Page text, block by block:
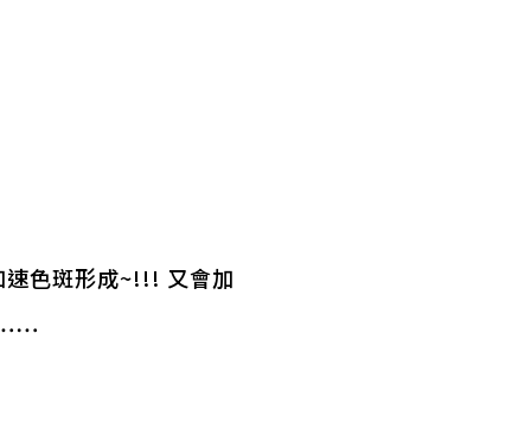
色斑形成~!!! 又會加